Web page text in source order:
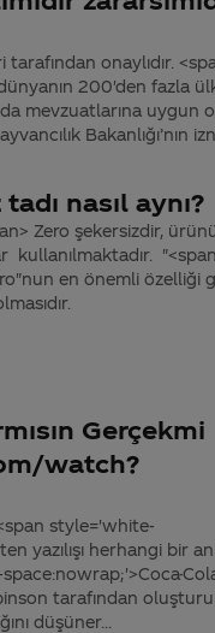
onaylıdır.
200'den fazla
mevzuatlarına uygun
Bakanlığı’nın
nasıl aynı?
Zero şekersizdir,
kullanılmaktadır. "<span
en önemli özelliği
Gerçekmi
watch?
style='white-
yazılışı herhangi bir
tarafından
düşüner...